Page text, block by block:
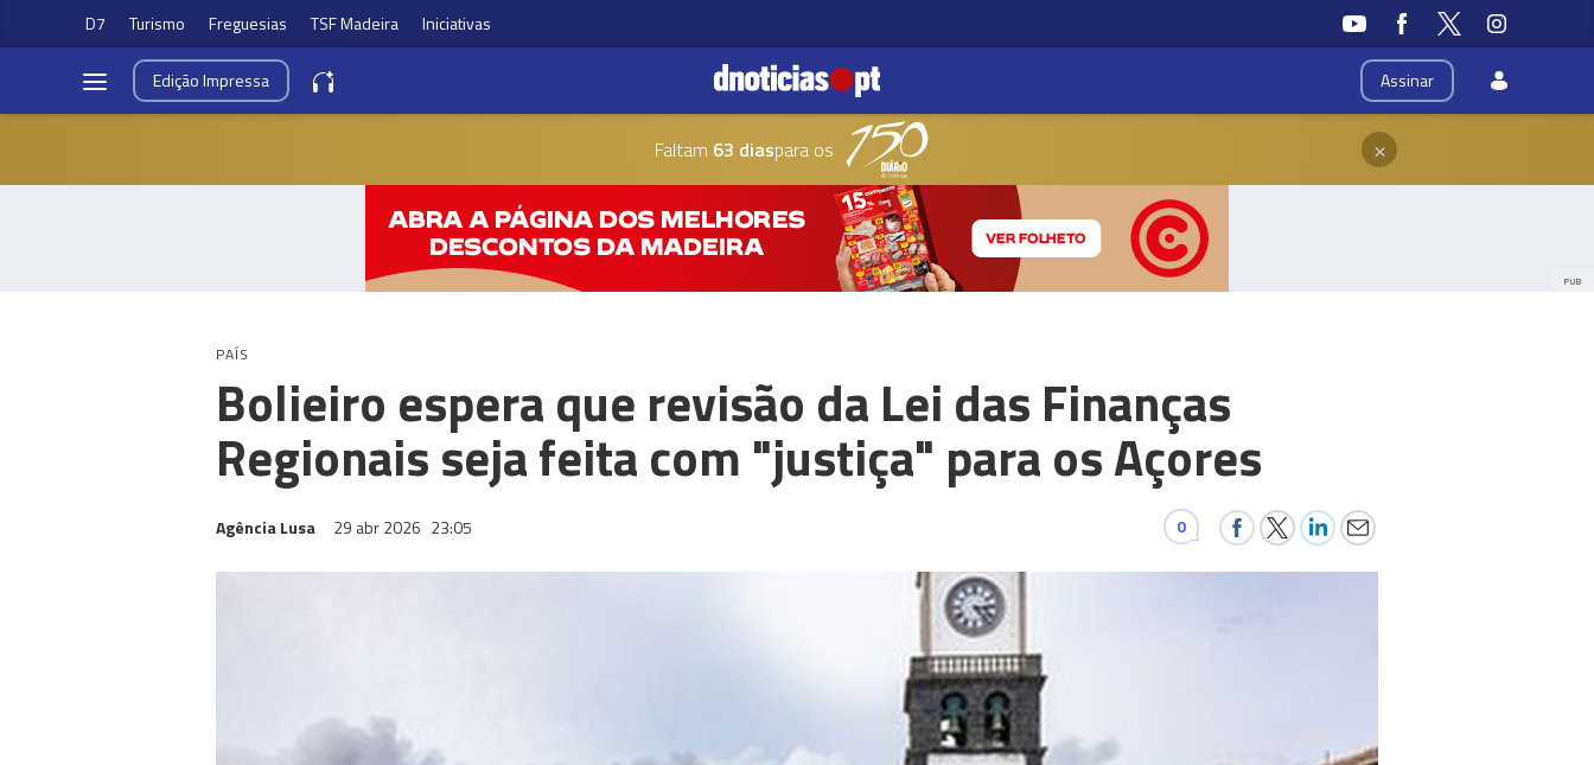
D7 Turismo Freguesias TSF Madeira Iniciativas
Assinar
EdiçãoImpressa
Faltam 63 diaspara os ×
PUB
PAÍS
Bolieiro espera que revisão da Lei das Finanças
Regionais seja feita com "justiça" para os Açores
Agência Lusa 29 abr 2026 23:05 0